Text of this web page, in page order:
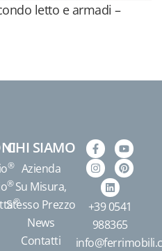
letto e armadi –
®
®
®
CHI SIAMO
Azienda
Su Misura,
Stesso Prezzo
News
Contatti
+39 0541
988365